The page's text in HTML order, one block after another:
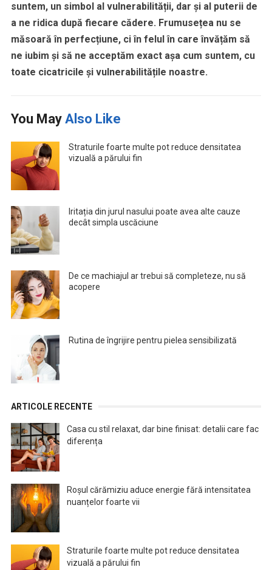
suntem, un simbol al vulnerabilității, dar și al puterii de
a ne ridica după fiecare cădere. Frumusețea nu se
măsoară în perfecțiune, ci în felul în care învățăm să
ne iubim și să ne acceptăm exact așa cum suntem, cu
toate cicatricile și vulnerabilitățile noastre.
You May Also Like
Straturile foarte multe pot reduce densitatea
vizuală a părului fin
Iritația din jurul nasului poate avea alte cauze
decât simpla uscăciune
De ce machiajul ar trebui să completeze, nu să
acopere
Rutina de îngrijire pentru pielea sensibilizată
ARTICOLE RECENTE
Casa cu stil relaxat, dar bine finisat: detalii care fac
diferența
Roșul cărămiziu aduce energie fără intensitatea
nuanțelor foarte vii
Straturile foarte multe pot reduce densitatea
vizuală a părului fin